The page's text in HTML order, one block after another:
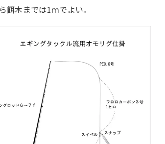
木までは1ｍでよい。